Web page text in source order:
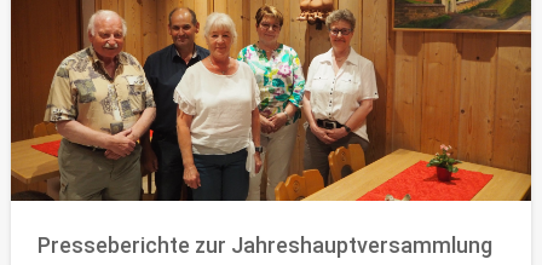
Presseberichte zur Jahreshauptversammlung